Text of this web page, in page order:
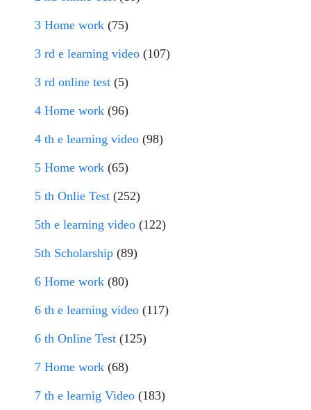
3 Home work (75)
3 rd e learning video (107)
3 rd online test (5)
4 Home work (96)
4 th e learning video (98)
5 Home work (65)
5 th Onlie Test (252)
5th e learning video (122)
5th Scholarship (89)
6 Home work (80)
6 th e learning video (117)
6 th Online Test (125)
7 Home work (68)
7 th e learnig Video (183)